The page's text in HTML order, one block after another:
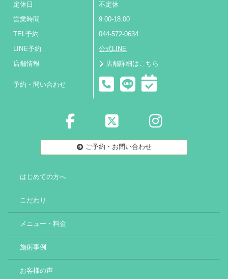
定休日 不定休
営業時間 9:00-18:00
TEL予約 044-572-0634
LINE予約 公式LINE
店舗情報 店舗詳細はこちら
予約・問い合わせ
ご予約・お問い合わせ
はじめての方へ
こだわり
メニュー・料金
施術事例
お客様の声